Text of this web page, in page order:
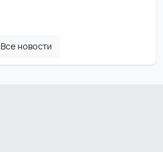
Все новости